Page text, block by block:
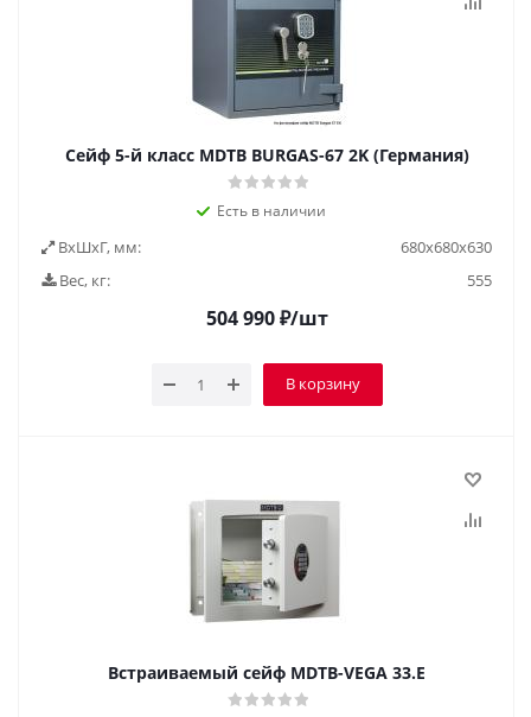
Сейф 5-й класс MDTB BURGAS-67 2K (Германия)
Есть в наличии
ВxШxГ, мм:
680x680x630
Вес, кг:
555
504 990₽/шт
В корзину
Встраиваемый сейф MDTB-VEGA 33.E